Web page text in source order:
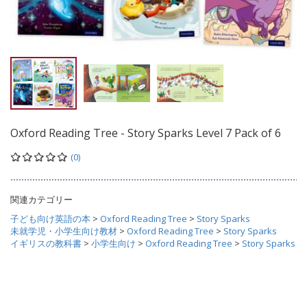
Oxford Reading Tree - Story Sparks Level 7 Pack of 6
(0)
関連カテゴリー
子ども向け英語の本 > Oxford Reading Tree > Story Sparks
未就学児・小学生向け教材 > Oxford Reading Tree > Story Sparks
イギリスの教科書 > 小学生向け > Oxford Reading Tree > Story Sparks